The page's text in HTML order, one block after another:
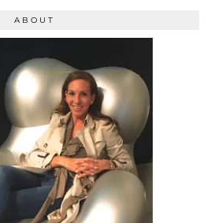
ABOUT